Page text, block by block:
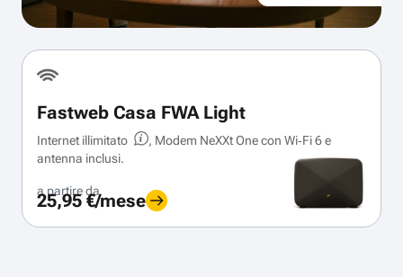
Fastweb Casa FWA Light
Internet illimitato
, Modem NeXXt One con Wi‑Fi 6 e
antenna inclusi.
a partire da
25,95 €/mese